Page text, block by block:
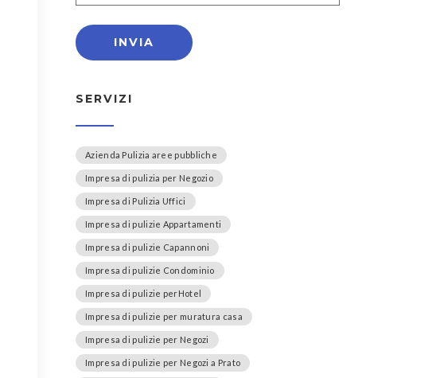
SERVIZI
Azienda Pulizia aree pubbliche
Impresa di pulizia per Negozio
Impresa di Pulizia Uffici
Impresa di pulizie Appartamenti
Impresa di pulizie Capannoni
Impresa di pulizie Condominio
Impresa di pulizie perHotel
Impresa di pulizie per muratura casa
Impresa di pulizie per Negozi
Impresa di pulizie per Negozi a Prato